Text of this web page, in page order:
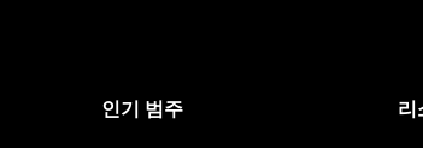
인기 범주 리